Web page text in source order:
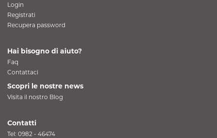
Login
Registrati
Recupera password
Hai bisogno di aiuto?
Faq
Contattaci
Scopri le nostre news
Visita il nostro Blog
Contatti
Tel: 0982 - 46474